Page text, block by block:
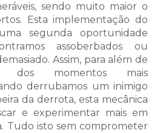
sendo muito maior o
Esta implementação do
segunda oportunidade
assoberbados ou
Assim, para além de
dos momentos mais
derrubamos um inimigo
da derrota, esta mecânica
e experimentar mais em
Tudo isto sem comprometer